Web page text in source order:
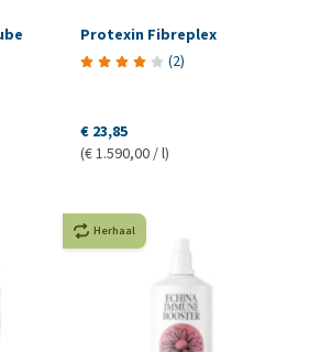
Protexin Fibreplex
(2)
€ 23,85
(€ 1.590,00 / l)
Herhaal